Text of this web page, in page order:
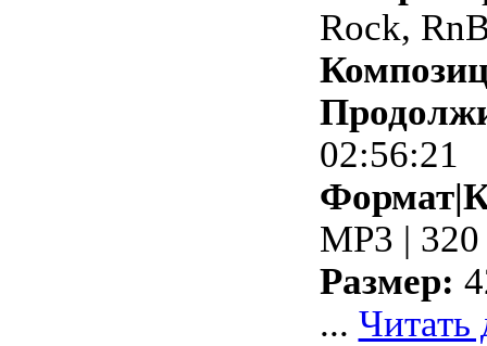
Rock,
02:56:21
MP3 |
Размер:
... Читать